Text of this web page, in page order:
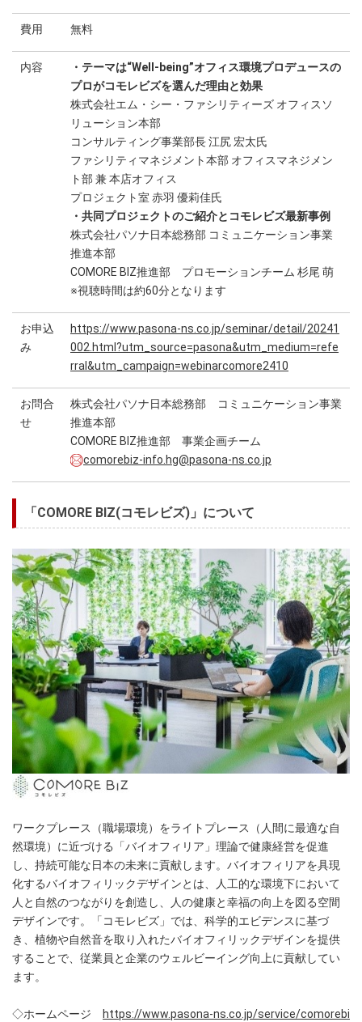
費用 無料
内容
・テーマは“Well-being”オフィス環境プロデュースの
プロがコモレビズを選んだ理由と効果
株式会社エム・シー・ファシリティーズ オフィスソ
リューション本部
コンサルティング事業部長 江尻 宏太氏
ファシリティマネジメント本部 オフィスマネジメン
ト部 兼 本店オフィス
プロジェクト室 赤羽 優莉佳氏
・共同プロジェクトのご紹介とコモレビズ最新事例
株式会社パソナ日本総務部 コミュニケーション事業
推進本部
COMORE BIZ推進部 プロモーションチーム 杉尾 萌
※視聴時間は約60分となります
お申込
み
https://www.pasona-ns.co.jp/seminar/detail/20241
002.html?utm_source=pasona&utm_medium=refe
rral&utm_campaign=webinarcomore2410
お問合
せ
株式会社パソナ日本総務部 コミュニケーション事業
推進本部
COMORE BIZ推進部 事業企画チーム
comorebiz-info.hg@pasona-ns.co.jp
「COMORE BIZ(コモレビズ)」について
ワークプレース（職場環境）をライトプレース（人間に最適な自
然環境）に近づける「バイオフィリア」理論で健康経営を促進
し、持続可能な日本の未来に貢献します。バイオフィリアを具現
化するバイオフィリックデザインとは、人工的な環境下において
人と自然のつながりを創造し、人の健康と幸福の向上を図る空間
デザインです。「コモレビズ」では、科学的エビデンスに基づ
き、植物や自然音を取り入れたバイオフィリックデザインを提供
することで、従業員と企業のウェルビーイング向上に貢献してい
ます。
◇ホームページ
https://www.pasona-ns.co.jp/service/comorebi